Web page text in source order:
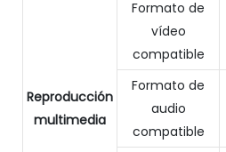
Reproducción
multimedia
Formato de
vídeo
compatible
Formato de
audio
compatible